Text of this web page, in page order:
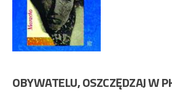
OBYWATELU, OSZCZĘDZAJ W